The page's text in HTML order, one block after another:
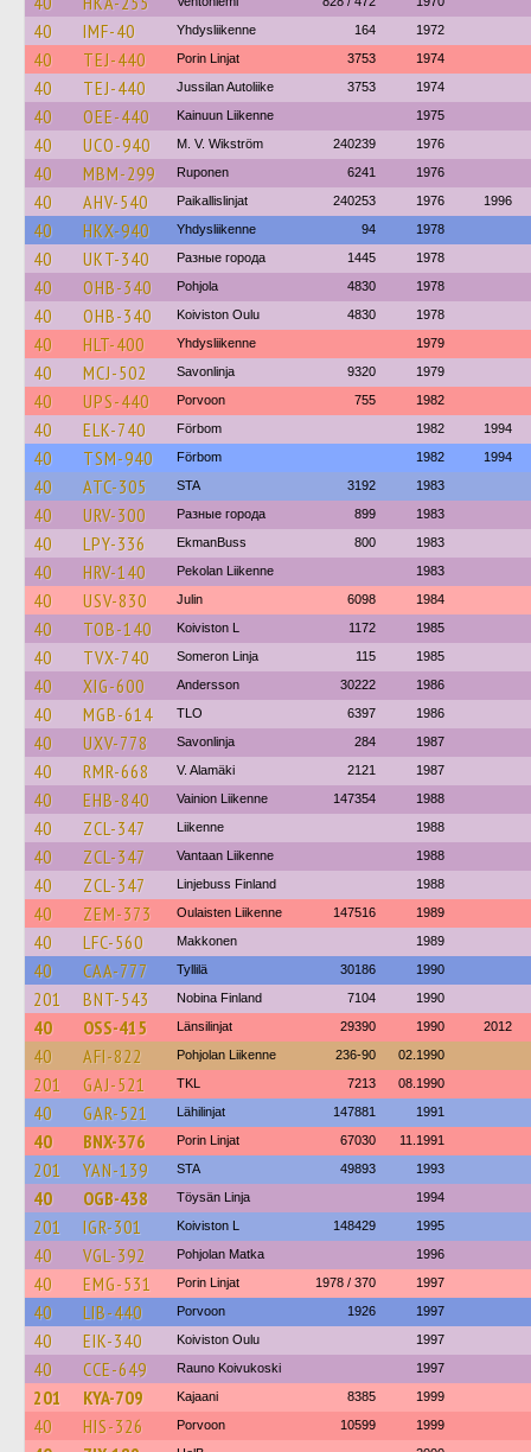
40 IMF-40 Yhdysliikenne 164 1972
40 TEJ-440 Porin Linjat 3753 1974
40 TEJ-440 Jussilan Autoliike 3753 1974
40 OEE-440 Kainuun Liikenne 1975
40 UCO-940 M. V. Wikström 240239 1976
40 MBM-299 Ruponen 6241 1976
40 AHV-540 Paikallislinjat 240253 1976 1996
40 HKX-940 Yhdysliikenne 94 1978
40 UKT-340 Разные города 1445 1978
40 OHB-340 Pohjola 4830 1978
40 OHB-340 Koiviston Oulu 4830 1978
40 HLT-400 Yhdysliikenne 1979
40 MCJ-502 Savonlinja 9320 1979
40 UPS-440 Porvoon 755 1982
40 ELK-740 Förbom 1982 1994
40 TSM-940 Förbom 1982 1994
40 ATC-305 STA 3192 1983
40 URV-300 Разные города 899 1983
40 LPY-336 EkmanBuss 800 1983
40 HRV-140 Pekolan Liikenne 1983
40 USV-830 Julin 6098 1984
40 TOB-140 Koiviston L 1172 1985
40 TVX-740 Someron Linja 115 1985
40 XIG-600 Andersson 30222 1986
40 MGB-614 TLO 6397 1986
40 UXV-778 Savonlinja 284 1987
40 RMR-668 V. Alamäki 2121 1987
40 EHB-840 Vainion Liikenne 147354 1988
40 ZCL-347 Liikenne 1988
40 ZCL-347 Vantaan Liikenne 1988
40 ZCL-347 Linjebuss Finland 1988
40 ZEM-373 Oulaisten Liikenne 147516 1989
40 LFC-560 Makkonen 1989
40 CAA-777 Tyllilä 30186 1990
201 BNT-543 Nobina Finland 7104 1990
40 OSS-415 Länsilinjat 29390 1990 2012
40 AFI-822 Pohjolan Liikenne 236-90 02.1990
201 GAJ-521 TKL 7213 08.1990
40 GAR-521 Lähilinjat 147881 1991
40 BNX-376 Porin Linjat 67030 11.1991
201 YAN-139 STA 49893 1993
40 OGB-438 Töysän Linja 1994
201 IGR-301 Koiviston L 148429 1995
40 VGL-392 Pohjolan Matka 1996
40 EMG-531 Porin Linjat 1978 / 370 1997
40 LIB-440 Porvoon 1926 1997
40 EIK-340 Koiviston Oulu 1997
40 CCE-649 Rauno Koivukoski 1997
201 KYA-709 Kajaani 8385 1999
40 HIS-326 Porvoon 10599 1999